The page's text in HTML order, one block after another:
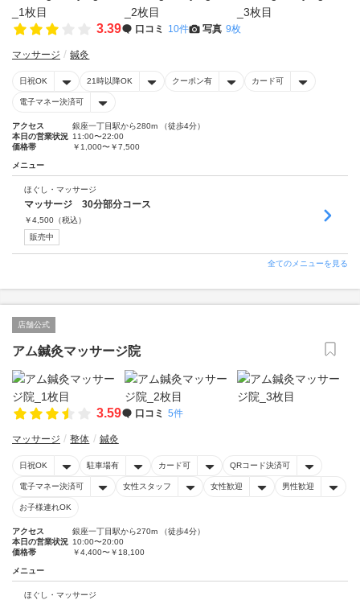
3.39 口コミ 10件 写真 9枚
マッサージ 鍼灸
日祝OK 21時以降OK クーポン有 カード可
電子マネー決済可
アクセス
銀座一丁目駅から280m （徒歩4分）
本日の営業状況 11:00〜22:00
価格帯
￥1,000〜￥7,500
メニュー
ほぐし・マッサージ
マッサージ 30分部分コース
￥4,500 （税込）
販売中
全てのメニューを見る
店舗公式
アム鍼灸マッサージ院
3.59 口コミ 5件
マッサージ 整体 鍼灸
日祝OK 駐車場有 カード可 QRコード決済可
電子マネー決済可 女性スタッフ 女性歓迎 男性歓迎
お子様連れOK
アクセス
銀座一丁目駅から270m （徒歩4分）
本日の営業状況 10:00〜20:00
価格帯
￥4,400〜￥18,100
メニュー
ほぐし・マッサージ